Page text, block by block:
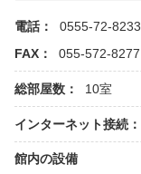
電話：
0555-72-8233
FAX：
055-572-8277
総部屋数： 10室
インターネット接続：
館内の設備